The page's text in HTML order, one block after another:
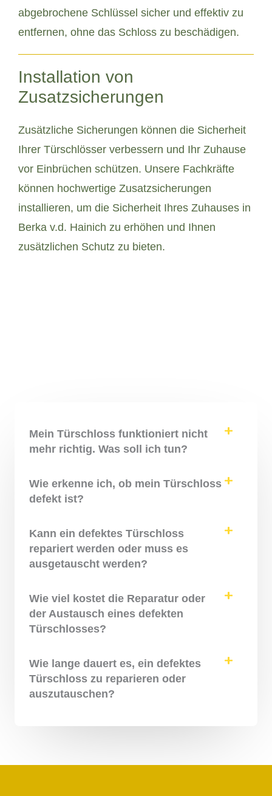
abgebrochene Schlüssel sicher und effektiv zu
entfernen, ohne das Schloss zu beschädigen.
Installation von
Zusatzsicherungen
Zusätzliche Sicherungen können die Sicherheit
Ihrer Türschlösser verbessern und Ihr Zuhause
vor Einbrüchen schützen. Unsere Fachkräfte
können hochwertige Zusatzsicherungen
installieren, um die Sicherheit Ihres Zuhauses in
Berka v.d. Hainich zu erhöhen und Ihnen
zusätzlichen Schutz zu bieten.
Mein Türschloss funktioniert nicht
mehr richtig. Was soll ich tun?
Wie erkenne ich, ob mein Türschloss
defekt ist?
Kann ein defektes Türschloss
repariert werden oder muss es
ausgetauscht werden?
Wie viel kostet die Reparatur oder
der Austausch eines defekten
Türschlosses?
Wie lange dauert es, ein defektes
Türschloss zu reparieren oder
auszutauschen?